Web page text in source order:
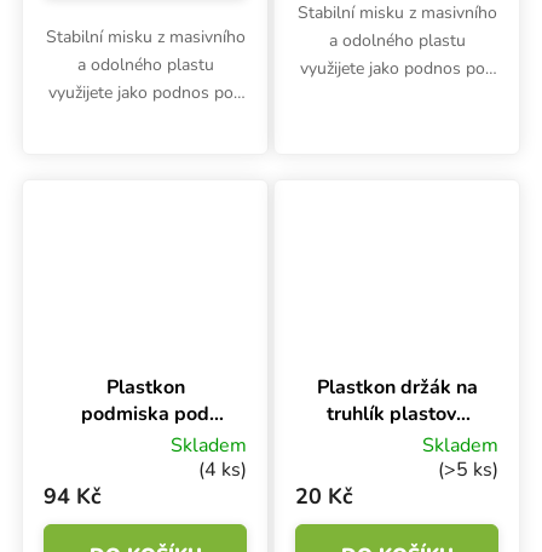
Stabilní misku z masivního
a odolného plastu
využijete jako podnos pod
Stabilní misku z masivního
a odolného plastu
využijete jako podnos pod
Plastkon
podmiska pod
truhlík Garden
100x17x4.5 cm
Skladem
(4 ks)
94 Kč
Plastkon držák na
truhlík plastový
Universal
Antracit, 15 cm na
Skladem
(>5 ks)
20 Kč